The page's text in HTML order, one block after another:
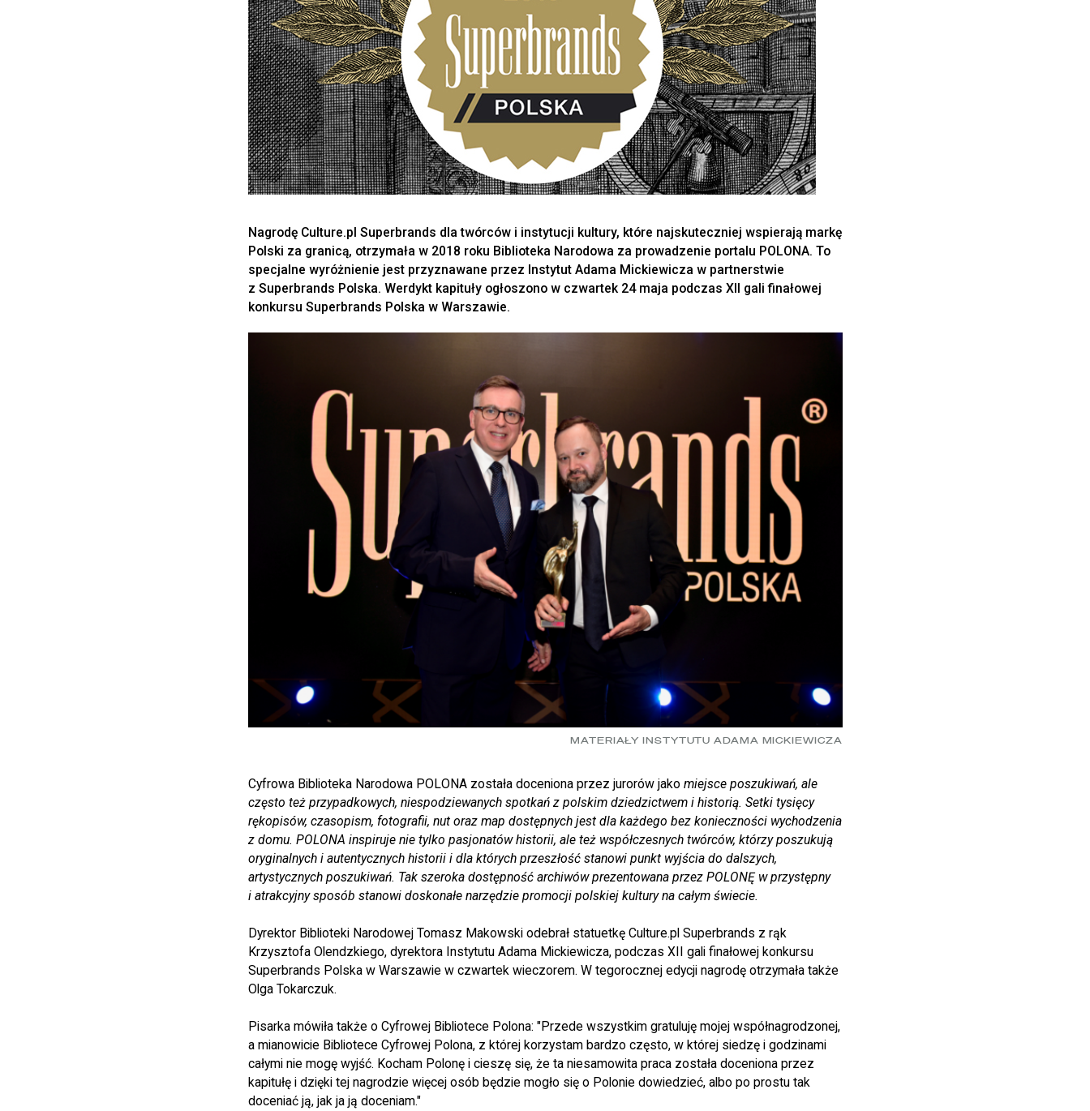
Nagrodę Culture.pl Superbrands dla twórców i instytucji kultury, które najskuteczniej wspierają markę
Polski za granicą, otrzymała w 2018 roku Biblioteka Narodowa za prowadzenie portalu POLONA. To
specjalne wyróżnienie jest przyznawane przez Instytut Adama Mickiewicza w partnerstwie
z Superbrands Polska. Werdykt kapituły ogłoszono w czwartek 24 maja podczas XII gali finałowej
konkursu Superbrands Polska w Warszawie.
MATERIAŁY INSTYTUTU ADAMA MICKIEWICZA
Cyfrowa Biblioteka Narodowa POLONA została doceniona przez jurorów jako miejsce poszukiwań, ale
często też przypadkowych, niespodziewanych spotkań z polskim dziedzictwem i historią. Setki tysięcy
rękopisów, czasopism, fotografii, nut oraz map dostępnych jest dla każdego bez konieczności wychodzenia
z domu. POLONA inspiruje nie tylko pasjonatów historii, ale też współczesnych twórców, którzy poszukują
oryginalnych i autentycznych historii i dla których przeszłość stanowi punkt wyjścia do dalszych,
artystycznych poszukiwań. Tak szeroka dostępność archiwów prezentowana przez POLONĘ w przystępny
i atrakcyjny sposób stanowi doskonałe narzędzie promocji polskiej kultury na całym świecie.
Dyrektor Biblioteki Narodowej Tomasz Makowski odebrał statuetkę Culture.pl Superbrands z rąk
Krzysztofa Olendzkiego, dyrektora Instytutu Adama Mickiewicza, podczas XII gali finałowej konkursu
Superbrands Polska w Warszawie w czwartek wieczorem. W tegorocznej edycji nagrodę otrzymała także
Olga Tokarczuk.
Pisarka mówiła także o Cyfrowej Bibliotece Polona: "Przede wszystkim gratuluję mojej współnagrodzonej,
a mianowicie Bibliotece Cyfrowej Polona, z której korzystam bardzo często, w której siedzę i godzinami
całymi nie mogę wyjść. Kocham Polonę i cieszę się, że ta niesamowita praca została doceniona przez
kapitułę i dzięki tej nagrodzie więcej osób będzie mogło się o Polonie dowiedzieć, albo po prostu tak
doceniać ją, jak ja ją doceniam."